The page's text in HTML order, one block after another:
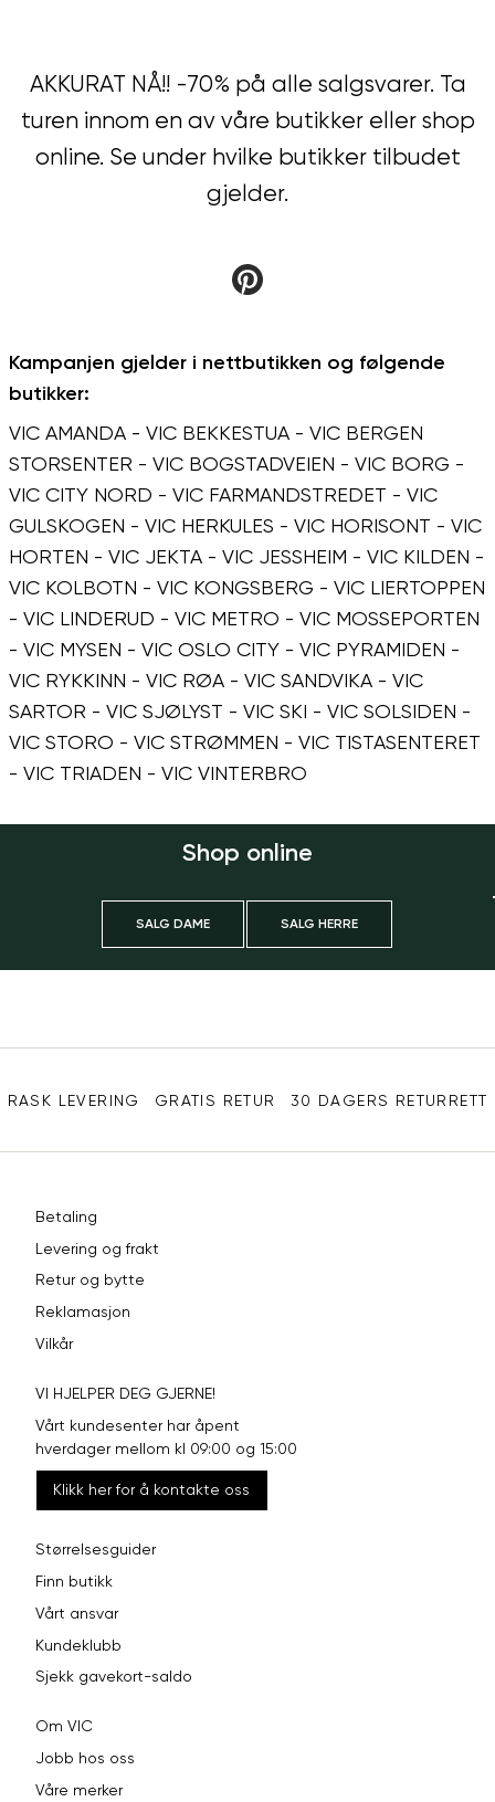
AKKURAT NÅ!! -70% på alle salgsvarer. Ta
turen innom en av våre butikker eller shop
online. Se under hvilke butikker tilbudet
gjelder.
Kampanjen gjelder i nettbutikken og følgende
butikker:
VIC AMANDA - VIC BEKKESTUA - VIC BERGEN
STORSENTER - VIC BOGSTADVEIEN - VIC BORG -
VIC CITY NORD - VIC FARMANDSTREDET - VIC
GULSKOGEN - VIC HERKULES - VIC HORISONT - VIC
HORTEN - VIC JEKTA - VIC JESSHEIM - VIC KILDEN -
VIC KOLBOTN - VIC KONGSBERG - VIC LIERTOPPEN
- VIC LINDERUD - VIC METRO - VIC MOSSEPORTEN
- VIC MYSEN - VIC OSLO CITY - VIC PYRAMIDEN -
VIC RYKKINN - VIC RØA - VIC SANDVIKA - VIC
SARTOR - VIC SJØLYST - VIC SKI - VIC SOLSIDEN -
VIC STORO - VIC STRØMMEN - VIC TISTASENTERET
- VIC TRIADEN - VIC VINTERBRO
Shop online
SALG DAME SALG HERRE
RASK LEVERING GRATIS RETUR 30 DAGERS RETURRETT
Betaling
Levering og frakt
Retur og bytte
Reklamasjon
Vilkår
VI HJELPER DEG GJERNE!
Vårt kundesenter har åpent
hverdager mellom kl 09:00 og 15:00
Klikk her for å kontakte oss
Størrelsesguider
Finn butikk
Vårt ansvar
Kundeklubb
Sjekk gavekort-saldo
Om VIC
Jobb hos oss
Våre merker